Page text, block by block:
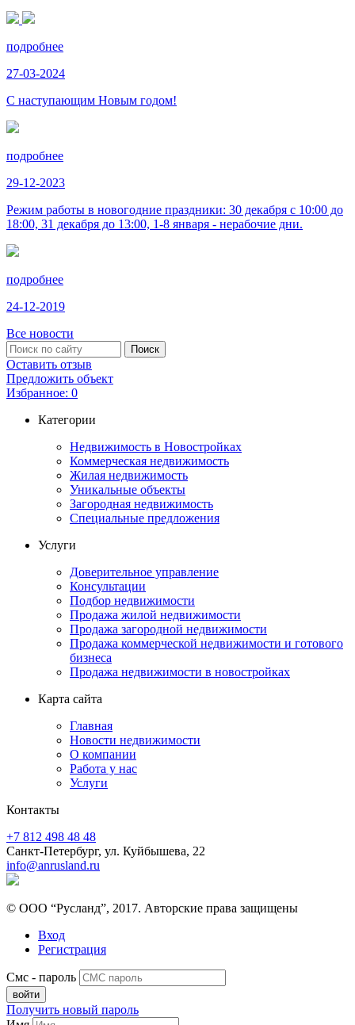
подробнее
27-03-2024
С наступающим Новым годом!
подробнее
29-12-2023
Режим работы в новогодние праздники: 30 декабря с 10:00 до
18:00, 31 декабря до 13:00, 1-8 января - нерабочие дни.
подробнее
24-12-2019
Все новости
Оставить отзыв
Предложить объект
Избранное: 0
Категории
Недвижимость в Новостройках
Коммерческая недвижимость
Жилая недвижимость
Уникальные объекты
Загородная недвижимость
Специальные предложения
Услуги
Доверительное управление
Консультации
Подбор недвижимости
Продажа жилой недвижимости
Продажа загородной недвижимости
Продажа коммерческой недвижимости и готового
бизнеса
Продажа недвижимости в новостройках
Карта сайта
Главная
Новости недвижимости
О компании
Работа у нас
Услуги
Контакты
+7 812 498 48 48
Санкт-Петербург, ул. Куйбышева, 22
info@anrusland.ru
© ООО “Русланд”, 2017. Авторские права защищены
Вход
Регистрация
Смс - пароль
Получить новый пароль